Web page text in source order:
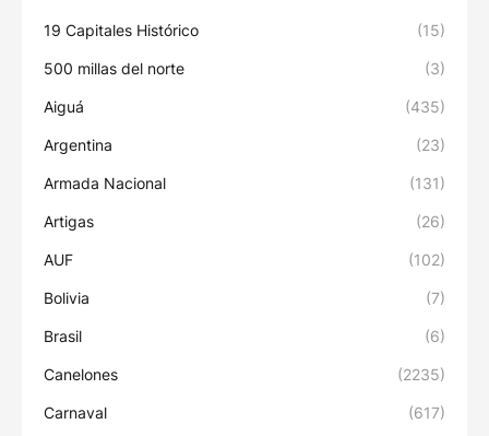
19 Capitales Histórico (15)
500 millas del norte (3)
Aiguá (435)
Argentina (23)
Armada Nacional (131)
Artigas (26)
AUF (102)
Bolivia (7)
Brasil (6)
Canelones (2235)
Carnaval (617)